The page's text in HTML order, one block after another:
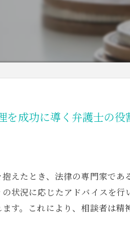
を成功に導く弁護士の役
えたとき、法律の専門家で
状況に応じたアドバイスを
す。これにより、相談者は精